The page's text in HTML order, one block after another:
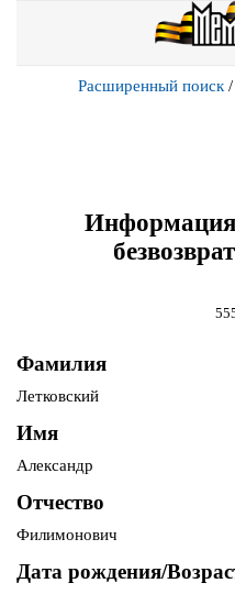
Расширенный поиск /
Информация
Фамилия
Летковский
Имя
Александр
Отчество
Филимонович
Дата рождения/